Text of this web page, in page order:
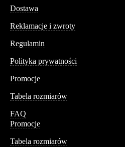
Dostawa
Reklamacje i zwroty
Regulamin
Polityka prywatności
Promocje
Tabela rozmiarów
FAQ
Promocje
Tabela rozmiarów